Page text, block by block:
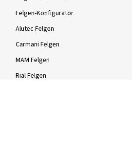
Felgen-Konfigurator
Alutec Felgen
Carmani Felgen
MAM Felgen
Rial Felgen